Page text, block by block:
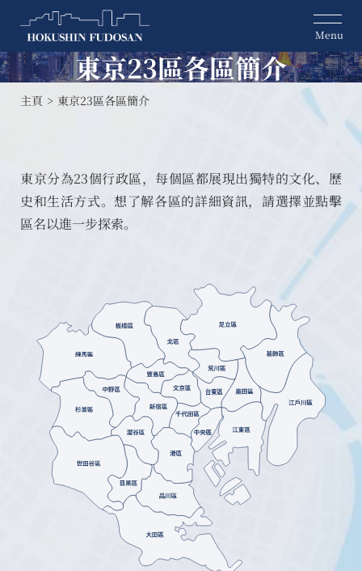
東京23區各區簡介
主頁 東京23區各區簡介
東京分為23個行政區，每個區都展現出獨特的文化、歷
史和生活方式。想了解各區的詳細資訊，請選擇並點擊
區名以進一步探索。